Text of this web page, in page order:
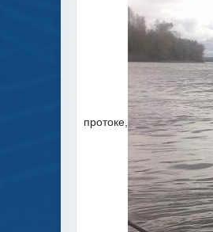
протоке,